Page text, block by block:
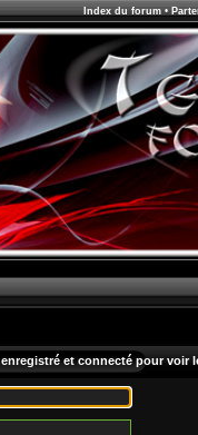
Index du forum•
et connecté pour voir